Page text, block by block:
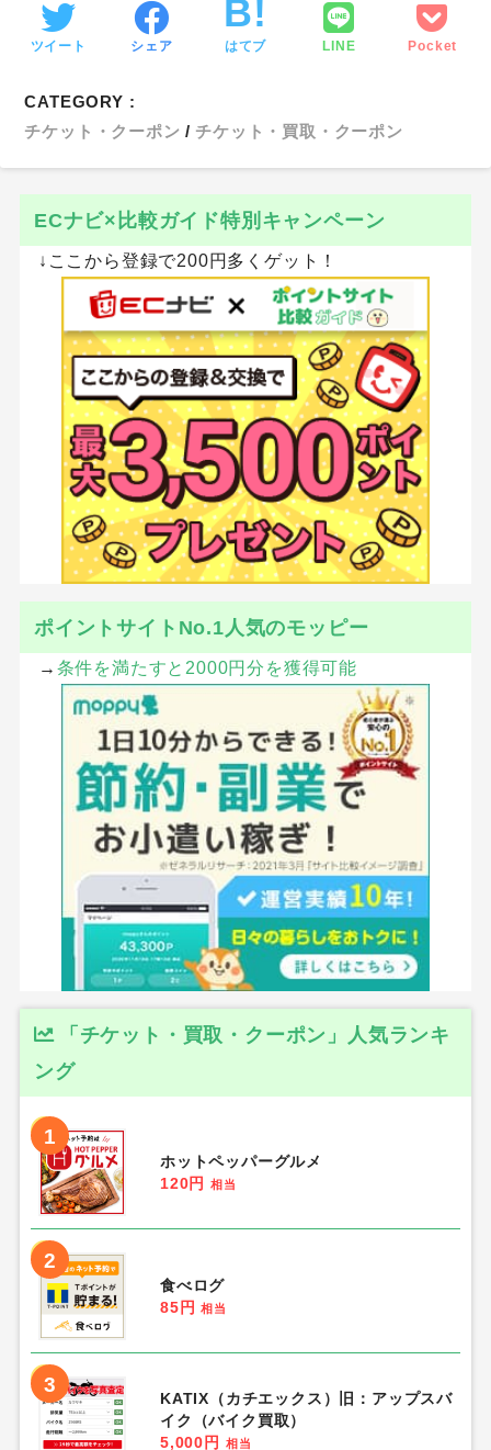
ツイート シェア はてブ LINE Pocket
CATEGORY :
チケット・クーポン
チケット・買取・クーポン
ECナビ×比較ガイド特別キャンペーン
↓ここから登録で200円多くゲット！
ポイントサイトNo.1人気のモッピー
→ 条件を満たすと2000円分を獲得可能
「チケット・買取・クーポン」人気ランキ
ング
1
ホットペッパーグルメ
120円
相当
2
食べログ
85円
相当
3
KATIX（カチエックス）旧：アップスバ
イク（バイク買取）
5,000円
相当